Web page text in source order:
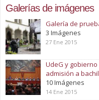
Galerías de imágenes
Galería de
3 Imágenes
27 Ene 2015
UdeG y
admisión a
10 Imágenes
14 Ene 2015